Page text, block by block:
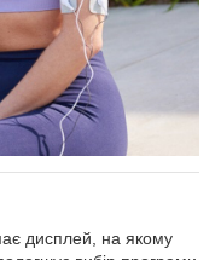
дисплей, на якому